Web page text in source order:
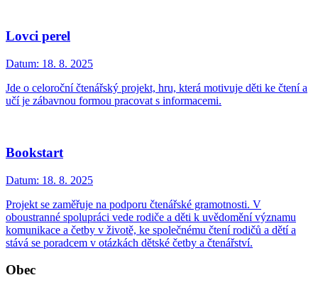
Lovci perel
Datum: 18. 8. 2025
Jde o celoroční čtenářský projekt, hru, která motivuje děti ke čtení a
učí je zábavnou formou pracovat s informacemi.
Bookstart
Datum: 18. 8. 2025
Projekt se zaměřuje na podporu čtenářské gramotnosti. V
oboustranné spolupráci vede rodiče a děti k uvědomění významu
komunikace a četby v životě, ke společnému čtení rodičů a dětí a
stává se poradcem v otázkách dětské četby a čtenářství.
Obec